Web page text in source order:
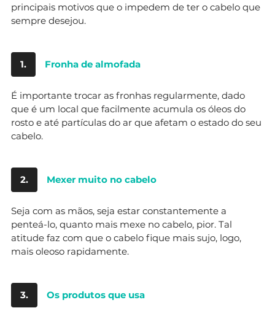
principais motivos que o impedem de ter o cabelo que
sempre desejou.
1. Fronha de almofada
É importante trocar as fronhas regularmente, dado
que é um local que facilmente acumula os óleos do
rosto e até partículas do ar que afetam o estado do seu
cabelo.
2. Mexer muito no cabelo
Seja com as mãos, seja estar constantemente a
penteá-lo, quanto mais mexe no cabelo, pior. Tal
atitude faz com que o cabelo fique mais sujo, logo,
mais oleoso rapidamente.
3. Os produtos que usa